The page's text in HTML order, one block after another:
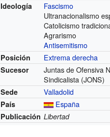
Ideología
Fascismo
Ultranacionalismo
Catolicismo
Agrarismo
Antisemitismo
Posición Extrema derecha
Sucesor
Juntas de Ofensiva
Sindicalista (JONS)
Sede Valladolid
País España
Publicación Libertad